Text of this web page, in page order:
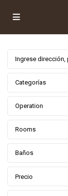
Categorías
Operation
Rooms
Baños
Precio